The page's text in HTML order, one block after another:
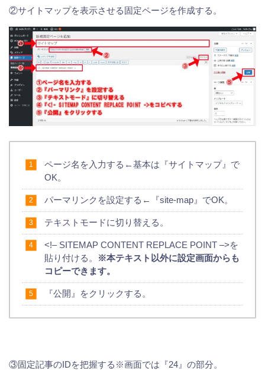
②サイトマップを表示させる固定ページを作成する。
ページ名を入力する←基本は『サイトマップ』で
OK。
パーマリンクを設定する←『site-map』でOK。
テキストモードに切り替える。
<!– SITEMAP CONTENT REPLACE POINT –>を
貼り付ける。
※本テキスト以外に設定画面からも
コピーできます。
『公開』をクリックする。
③固定記事のIDを把握する※画面では『24』の部分。